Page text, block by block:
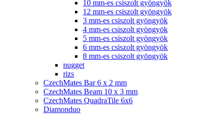
10 mm-es csiszolt gyöngyök
12 mm-es csiszolt gyöngyök
3 mm-es csiszolt gyöngyök
4 mm-es csiszolt gyöngyök
5 mm-es csiszolt gyöngyök
6 mm-es csiszolt gyöngyök
8 mm-es csiszolt gyöngyök
nugget
rizs
CzechMates Bar 6 x 2 mm
CzechMates Beam 10 x 3 mm
CzechMates QuadraTile 6x6
Diamonduo